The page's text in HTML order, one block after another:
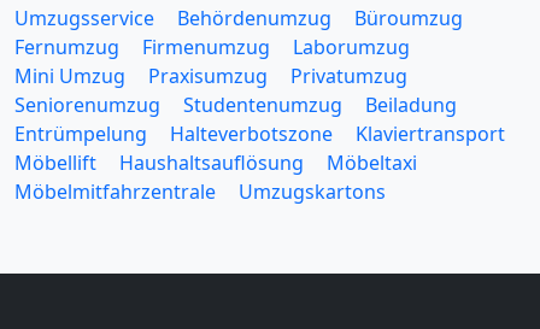
Umzugsservice Behördenumzug
Büroumzug
Fernumzug
Firmenumzug
Laborumzug
Mini Umzug
Praxisumzug
Privatumzug
Seniorenumzug
Studentenumzug
Beiladung
Entrümpelung
Halteverbotszone
Klaviertransport
Möbellift
Haushaltsauflösung
Möbeltaxi
Möbelmitfahrzentrale
Umzugskartons